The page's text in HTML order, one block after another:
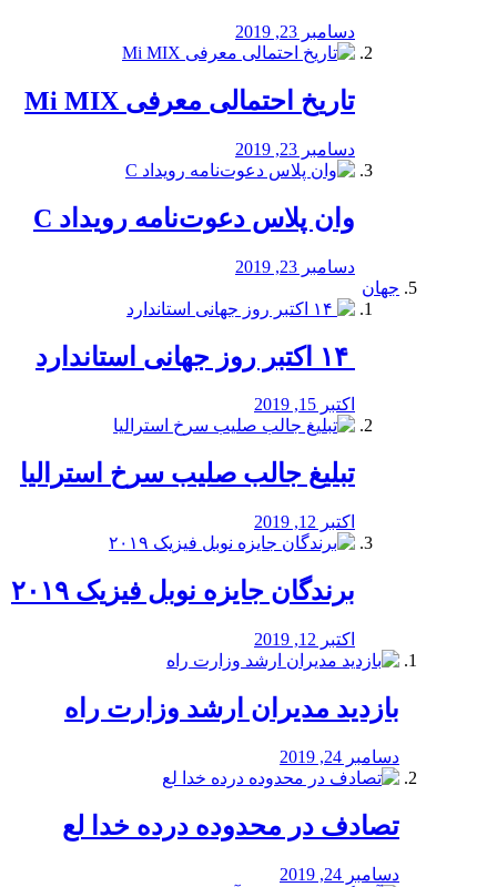
دسامبر 23, 2019
تاریخ احتمالی معرفی Mi MIX
دسامبر 23, 2019
وان پلاس دعوت‌نامه رویداد C
دسامبر 23, 2019
جهان
اکتبر 15, 2019
تبلیغ جالب صلیب سرخ استرالیا
اکتبر 12, 2019
برندگان جایزه نوبل فیزیک ۲۰۱۹
اکتبر 12, 2019
بازدید مدیران ارشد وزارت راه
دسامبر 24, 2019
تصادف در محدوده درده خدا لع
دسامبر 24, 2019